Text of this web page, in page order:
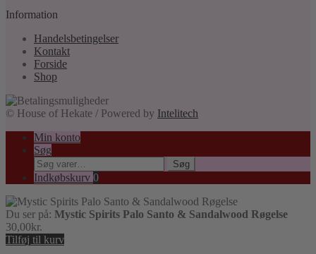
Information
Handelsbetingelser
Kontakt
Forside
Shop
© House of Hekate / Powered by Intelitech
Min konto
Søg
Søg
efter:
Søg
Indkøbskurv 0
Du ser på: Mystic Spirits Palo Santo & Sandalwood Røgelse
30,00kr.
Tilføj til kurv